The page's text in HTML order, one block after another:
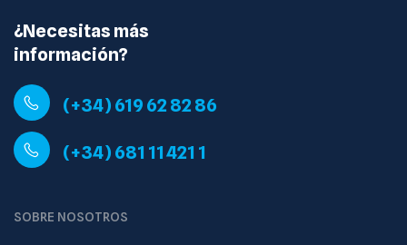
¿Necesitas más
información?
(+34) 619 62 82 86
(+34) 681 11 421 1
SOBRE NOSOTROS